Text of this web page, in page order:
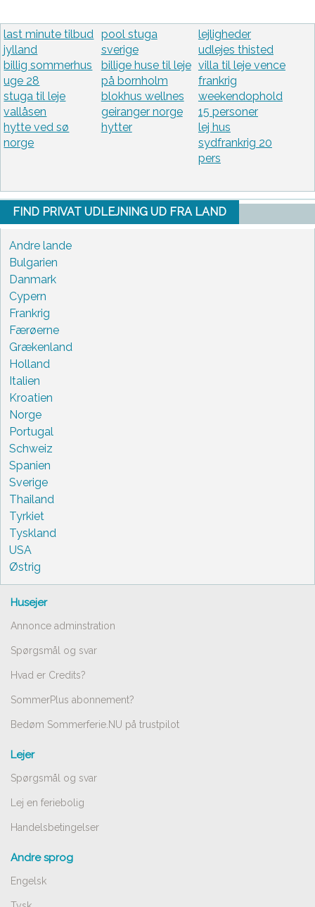
last minute tilbud
jylland
billig sommerhus
uge 28
stuga til leje
vallåsen
hytte ved sø
norge
pool stuga
sverige
billige huse til leje
på bornholm
blokhus wellnes
geiranger norge
hytter
lejligheder
udlejes thisted
villa til leje vence
frankrig
weekendophold
15 personer
lej hus
sydfrankrig 20
pers
FIND PRIVAT UDLEJNING UD FRA LAND
Andre lande
Bulgarien
Danmark
Cypern
Frankrig
Færøerne
Grækenland
Holland
Italien
Kroatien
Norge
Portugal
Schweiz
Spanien
Sverige
Thailand
Tyrkiet
Tyskland
USA
Østrig
Husejer
Annonce adminstration
Spørgsmål og svar
Hvad er Credits?
SommerPlus abonnement?
Bedøm Sommerferie.NU på trustpilot
Lejer
Spørgsmål og svar
Lej en feriebolig
Handelsbetingelser
Andre sprog
Engelsk